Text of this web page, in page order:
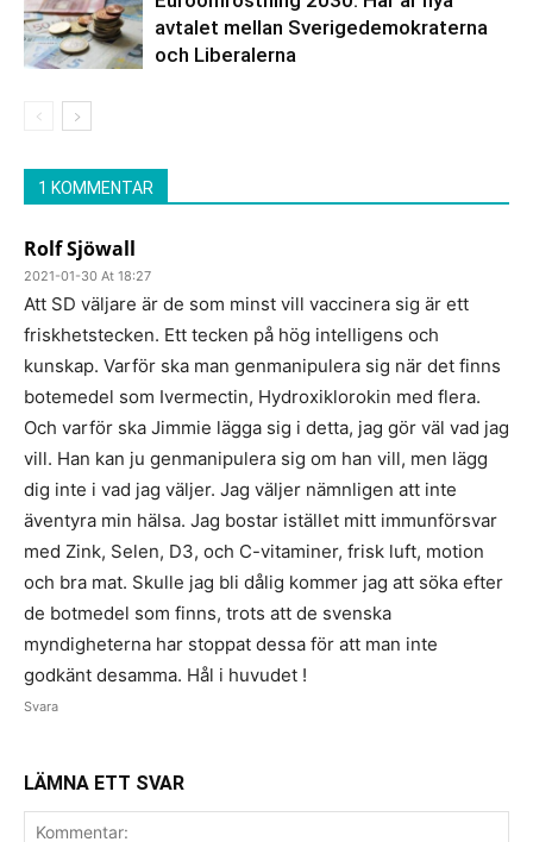
avtalet mellan Sverigedemokraterna
och Liberalerna
1 KOMMENTAR
Rolf Sjöwall
2021-01-30 At 18:27
Att SD väljare är de som minst vill vaccinera sig är ett
friskhetstecken. Ett tecken på hög intelligens och
kunskap. Varför ska man genmanipulera sig när det finns
botemedel som Ivermectin, Hydroxiklorokin med flera.
Och varför ska Jimmie lägga sig i detta, jag gör väl vad jag
vill. Han kan ju genmanipulera sig om han vill, men lägg
dig inte i vad jag väljer. Jag väljer nämnligen att inte
äventyra min hälsa. Jag bostar istället mitt immunförsvar
med Zink, Selen, D3, och C-vitaminer, frisk luft, motion
och bra mat. Skulle jag bli dålig kommer jag att söka efter
de botmedel som finns, trots att de svenska
myndigheterna har stoppat dessa för att man inte
godkänt desamma. Hål i huvudet !
Svara
LÄMNA ETT SVAR